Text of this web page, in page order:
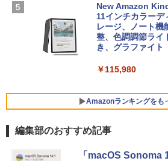
FMV ノートパソ
ersonal/Copilotキ
Core i5/16GB/
VWK3E15W_AZ
￥139,880
￥3,600
New Amazon
11インチカラーデ
レージ、ノート機
整、色調調節ライ
き、グラファイト
￥115,980
Amazonランキングをも
編集部のおすすめ記事
「macOS Sonoma